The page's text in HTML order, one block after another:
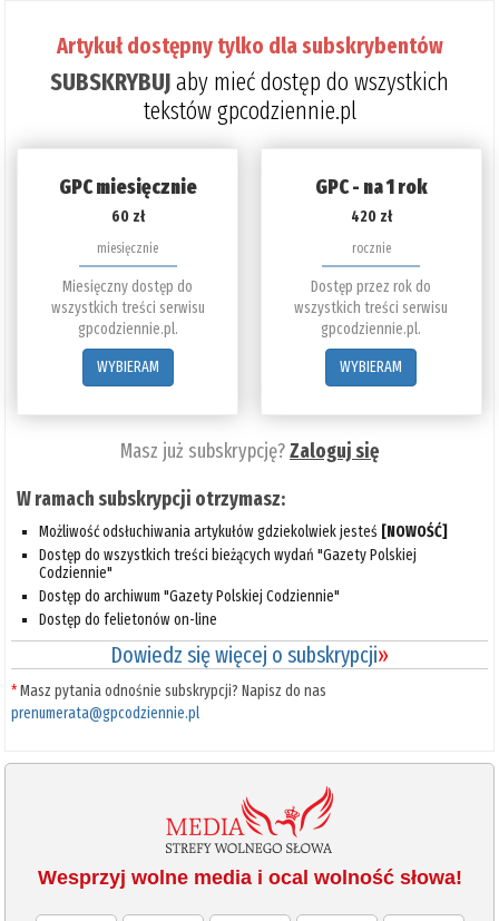
Artykuł dostępny tylko dla subskrybentów
SUBSKRYBUJaby mieć dostęp do wszystkich
tekstów gpcodziennie.pl
GPC miesięcznie
60 zł
miesięcznie
Miesięczny dostęp do
wszystkich treści serwisu
gpcodziennie.pl.
WYBIERAM
GPC - na 1 rok
420 zł
rocznie
Dostęp przez rok do
wszystkich treści serwisu
gpcodziennie.pl.
WYBIERAM
Masz już subskrypcję?Zaloguj się
W ramach subskrypcji otrzymasz:
Możliwość odsłuchiwania artykułów gdziekolwiek jesteś [NOWOŚĆ]
Dostęp do wszystkich treści bieżących wydań "Gazety Polskiej
Codziennie"
Dostęp do archiwum "Gazety Polskiej Codziennie"
Dostęp do felietonów on-line
Dowiedz się więcej o subskrypcji»
*Masz pytania odnośnie subskrypcji? Napisz do nas
prenumerata@gpcodziennie.pl
Wesprzyj wolne media i ocal wolność słowa!